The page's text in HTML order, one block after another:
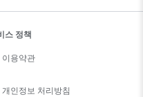
스 정책
이용약관
개인정보 처리방침